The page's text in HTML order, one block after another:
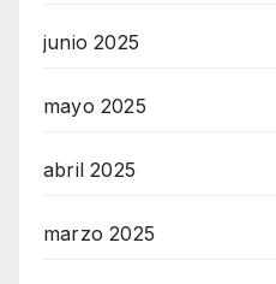
junio 2025
mayo 2025
abril 2025
marzo 2025